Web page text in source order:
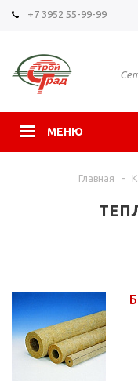
+7 3952 55-99-99
МЕНЮ
Главная -